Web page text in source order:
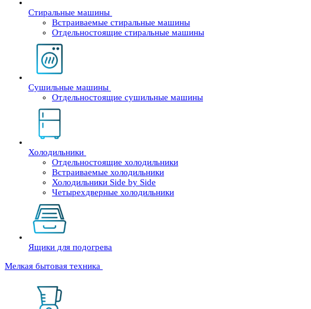
Стиральные машины
Встраиваемые стиральные машины
Отдельностоящие стиральные машины
Сушильные машины
Отдельностоящие сушильные машины
Холодильники
Отдельностоящие холодильники
Встраиваемые холодильники
Холодильники Side by Side
Четырехдверные холодильники
Ящики для подогрева
Мелкая бытовая техника